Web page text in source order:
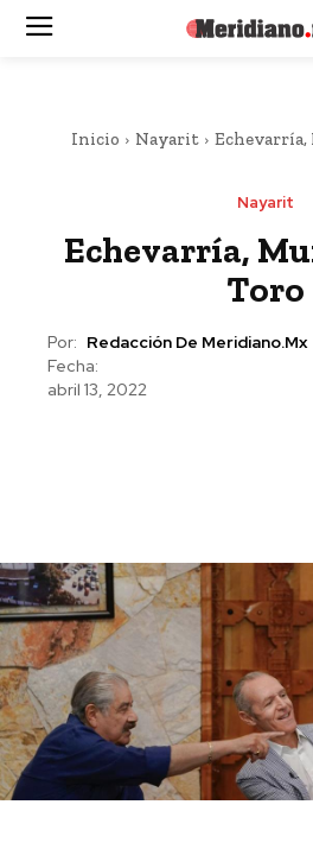
Inicio Nayarit Echevarría,
Nayarit
Echevarría,
Toro
Por: Redacción De Meridiano.mx
Fecha:
abril 13, 2022